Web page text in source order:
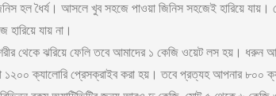
হল ধৈর্য। আসলে খুব সহজে পাওয়া জিনিস সহজেই হারিয়ে
যায় না।
থেকে ঝরিয়ে ফেলি তবে আমাদের ১ কেজি ওয়েট লস হয়। ধরুন
১২০০ ক্যালোরি প্রেসক্রাইব করা হয়। তবে প্রত্যহ আপনার ৮০০